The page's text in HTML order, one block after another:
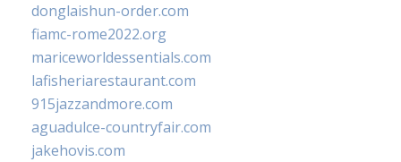
donglaishun-order.com
fiamc-rome2022.org
mariceworldessentials.com
lafisheriarestaurant.com
915jazzandmore.com
aguadulce-countryfair.com
jakehovis.com